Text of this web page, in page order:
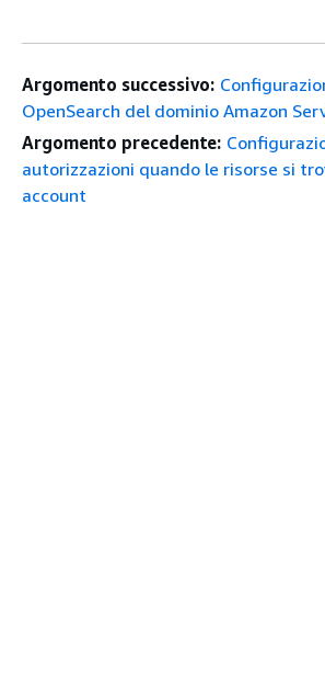
Argomento successivo:
OpenSearch del dominio Amazon
Argomento precedente:
autorizzazioni quando le risorse si
account